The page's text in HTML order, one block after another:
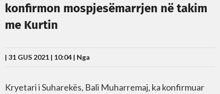
konfirmon mospjesëmarrjen në takim
me Kurtin
| 31 GUS 2021 | 10:04 | Nga
Kryetari i Suharekës, Bali Muharremaj, ka konfirmuar